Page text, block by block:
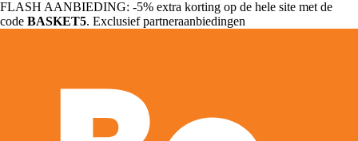
FLASH AANBIEDING: -5% extra korting op de hele site met de
code BASKET5. Exclusief partneraanbiedingen